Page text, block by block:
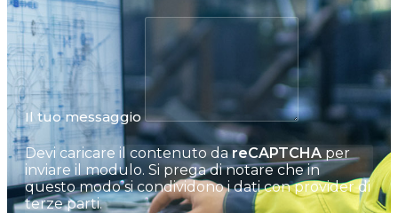
Il tuo messaggio
Devi caricare il contenuto dareCAPTCHAper
inviare il modulo. Si prega di notare che in
questo modo si condividono i dati con provider di
terze parti.